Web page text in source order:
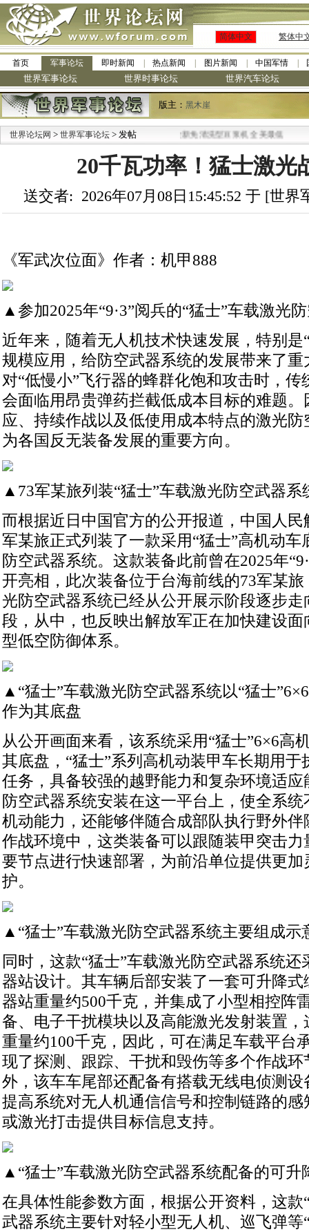
简体中文 繁体中
首页 军事论坛 即时新闻 热点新闻 图片新闻 中国军情
世界军事论坛 世界时事论坛 世界汽车论坛
版主： 黑木崖
世界论坛网 > 世界军事论坛 > 发帖
· 九阳全新免清洗型豆浆机 全美最低
20千瓦功率！猛士激光
送交者: 2026年07月08日15:45:52 于 [世
《军武次位面》作者：机甲888
▲参加2025年“9·3”阅兵的“猛士”车载激光
近年来，随着无人机技术快速发展，特别是
规模应用，给防空武器系统的发展带来了
对“低慢小”飞行器的蜂群化饱和攻击时，
会面临用昂贵弹药拦截低成本目标的难题
应、持续作战以及低使用成本特点的激光
为各国反无装备发展的重要方向。
▲73军某旅列装“猛士”车载激光防空武器系
而根据近日中国官方的公开报道，中国人
军某旅正式列装了一款采用“猛士”高机动
防空武器系统。这款装备此前曾在2025年
开亮相，此次装备位于台海前线的73军某
光防空武器系统已经从公开展示阶段逐步
段，从中，也反映出解放军正在加快建设
型低空防御体系。
▲“猛士”车载激光防空武器系统以“猛士
作为其底盘
从公开画面来看，该系统采用“猛士”6×6高
其底盘，“猛士”系列高机动装甲车长期用
任务，具备较强的越野能力和复杂环境适
防空武器系统安装在这一平台上，使全系
机动能力，还能够伴随合成部队执行野外
作战环境中，这类装备可以跟随装甲突击
要节点进行快速部署，为前沿单位提供更
护。
▲“猛士”车载激光防空武器系统主要组成示
同时，这款“猛士”车载激光防空武器系统
器站设计。其车辆后部安装了一套可升降
器站重量约500千克，并集成了小型相控阵
备、电子干扰模块以及高能激光发射装置
重量约100千克，因此，可在满足车载平台
现了探测、跟踪、干扰和毁伤等多个作战
外，该车车尾部还配备有搭载无线电侦测
提高系统对无人机通信信号和控制链路的
或激光打击提供目标信息支持。
▲“猛士”车载激光防空武器系统配备的可升
在具体性能参数方面，根据公开资料，这款
武器系统主要针对轻小型无人机、巡飞弹等